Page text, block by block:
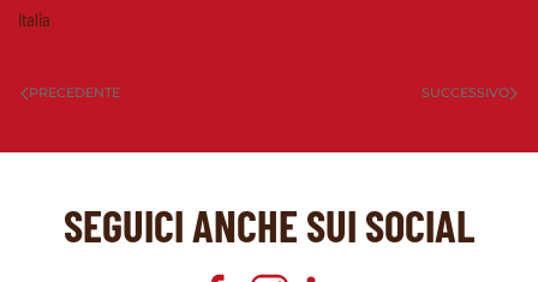
Italia
PRECEDENTE SUCCESSIVO
SEGUICI ANCHE SUI SOCIAL